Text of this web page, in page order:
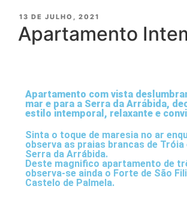
13 DE JULHO, 2021
Apartamento
Apartamento com vista
mar e para a Serra da Arrábida,
estilo intemporal, relaxante e
Sinta o toque de maresia no ar
observa as praias brancas de Tróia
Serra da Arrábida.
Deste magnifico apartamento de
observa-se ainda o Forte de São
Castelo de Palmela.